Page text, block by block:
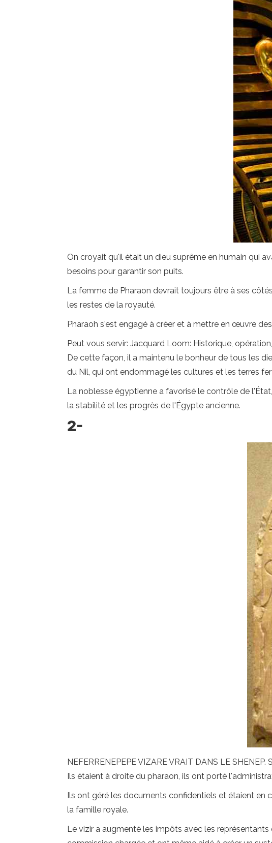
On croyait qu'il était un dieu suprême en humain qui
besoins pour garantir son puits.
La femme de Pharaon devrait toujours être à ses
les restes de la royauté.
Pharaoh s'est engagé à créer et à mettre en œuvre
Peut vous servir: Jacquard Loom: Historique,
De cette façon, il a maintenu le bonheur de tous les
du Nil, qui ont endommagé les cultures et les terres
La noblesse égyptienne a favorisé le contrôle de
la stabilité et les progrès de l'Égypte ancienne.
2-
NEFERRENEPEPE VIZARE VRAIT DANS LE
Ils étaient à droite du pharaon, ils ont porté
Ils ont géré les documents confidentiels et étaient en
la famille royale.
Le vizir a augmenté les impôts avec les